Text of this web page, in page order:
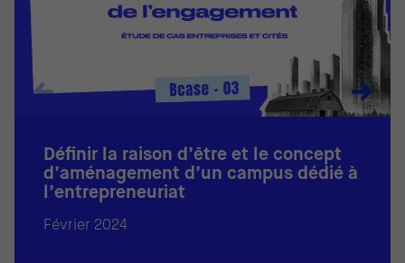
Définir la raison d’être et le concept
d’aménagement d’un campus dédié à
l’entrepreneuriat
Février 2024